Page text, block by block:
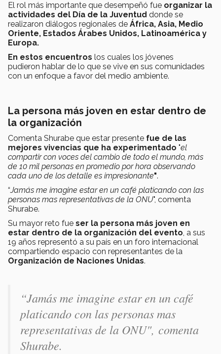
El rol más importante que desempeñó fue organizar la
actividades del Día de la Juventud donde se
realizaron diálogos regionales de África, Asia, Medio
Oriente, Estados Árabes Unidos, Latinoamérica y
Europa.
En estos encuentros los cuales los jóvenes
pudieron hablar de lo que se vive en sus comunidades
con un enfoque a favor del medio ambiente.
La persona más joven en estar dentro de
la organización
Comenta Shurabe que estar presente fue de las
mejores vivencias que ha experimentado "el
compartir con voces del cambio de todo el mundo, más
de 10 mil personas en promedio por hora observando
cada uno de los detalle es impresionante".
“Jamás me imagine estar en un café platicando con las
personas mas representativas de la ONU", comenta
Shurabe.
Su mayor reto fue ser la persona más joven en
estar dentro de la organización del evento, a sus
19 años representó a su país en un foro internacional
compartiendo espacio con representantes de la
Organización de Naciones Unidas.
“Jamás me imagine estar en un café
platicando con las personas mas
representativas de la ONU", comenta
Shurabe.